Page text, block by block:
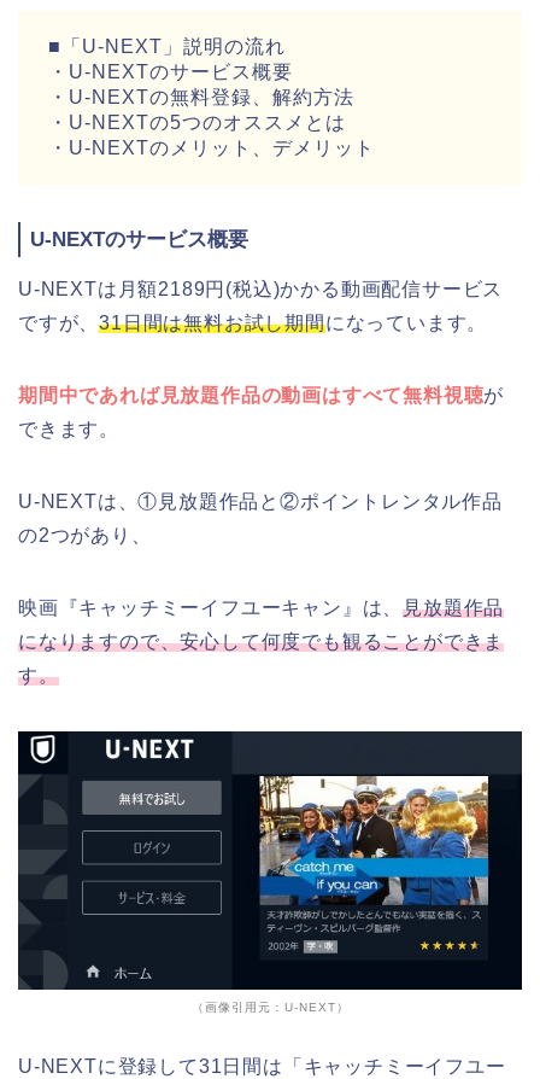
■「U-NEXT」説明の流れ
・U-NEXTのサービス概要
・U-NEXTの無料登録、解約方法
・U-NEXTの5つのオススメとは
・U-NEXTのメリット、デメリット
U-NEXTのサービス概要
U-NEXTは月額2189円(税込)かかる動画配信サービス
ですが、31日間は無料お試し期間になっています。
期間中であれば見放題作品の動画はすべて無料視聴が
できます。
U-NEXTは、①見放題作品と②ポイントレンタル作品
の2つがあり、
映画『キャッチミーイフユーキャン』は、見放題作品
になりますので、安心して何度でも観ることができま
す。
（画像引用元：U-NEXT）
U-NEXTに登録して31日間は「キャッチミーイフユー